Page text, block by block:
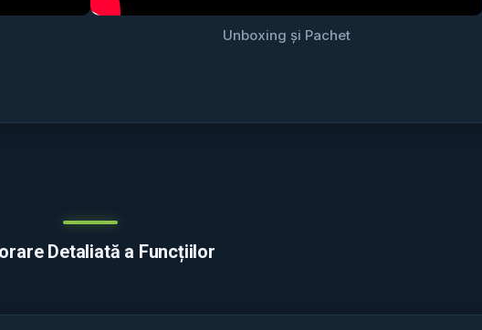
Unboxing și Pachet
Detaliată a Funcțiilor